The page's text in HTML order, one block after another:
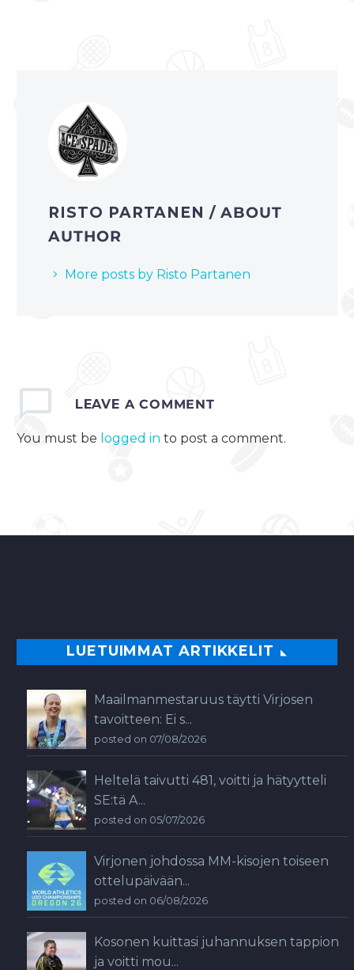
RISTO PARTANEN/ ABOUT
AUTHOR
More posts by Risto Partanen
LEAVE A COMMENT
You must be logged in to post a comment.
LUETUIMMAT ARTIKKELIT
Maailmanmestaruus täytti Virjosen
tavoitteen: Ei s...
posted on 07/08/2026
Heltelä taivutti 481, voitti ja hätyytteli
SE:tä A...
posted on 05/07/2026
Virjonen johdossa MM-kisojen toiseen
ottelupäivään...
posted on 06/08/2026
Kosonen kuittasi juhannuksen tappion
ja voitti mou...